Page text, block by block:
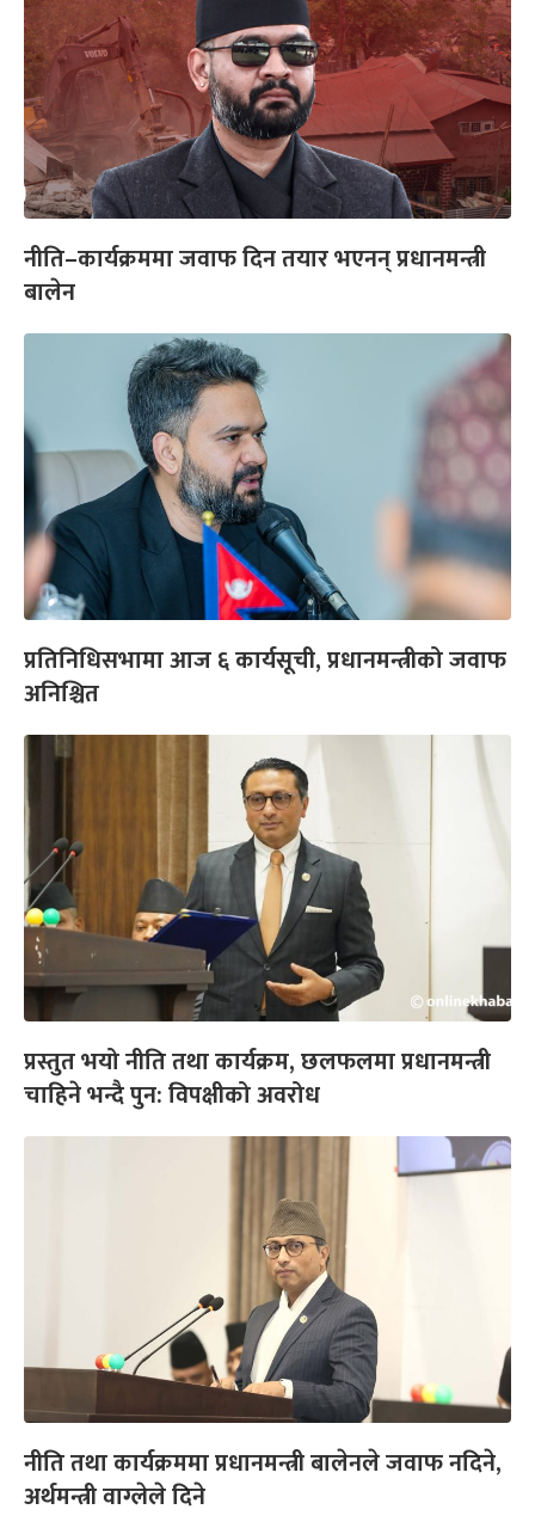
नीति–कार्यक्रममा जवाफ दिन तयार भएनन् प्रधानमन्त्री
बालेन
प्रतिनिधिसभामा आज ६ कार्यसूची, प्रधानमन्त्रीको जवाफ
अनिश्चित
प्रस्तुत भयो नीति तथा कार्यक्रम, छलफलमा प्रधानमन्त्री
चाहिने भन्दै पुन: विपक्षीको अवरोध
नीति तथा कार्यक्रममा प्रधानमन्त्री बालेनले जवाफ नदिने,
अर्थमन्त्री वाग्लेले दिने